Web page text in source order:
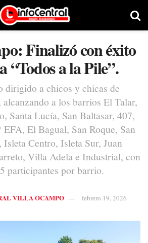
Finalizó con éxito
“Todos a la Pile”.
dirigido a chicos y chicas de
a los barrios El Talar,
Santa Lucía, San Baltasar, 407,
El Bagual, San Roque, San
Centro, Isleta Sur, Juan
Villa Adela e Industrial, con
participantes por barrio.
VILLA OCAMPO febrero 19, 2026